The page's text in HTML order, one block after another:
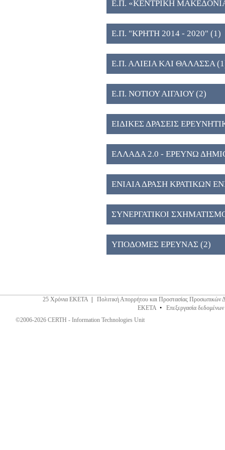
Ε.Π. «ΚΕΝΤΡΙΚΗ
ΥΠΟΔΟΜΩΝ ΕΡΕΥΝΑΣ ΚΑΙ
Ε.Π. "ΚΡΗΤΗ 2014 - 2020" (1)
Ε.Π. ΑΛΙΕΙΑ ΚΑΙ ΘΑΛΑΣΣΑ
Ε.Π. ΝΟΤΙΟΥ ΑΙΓΑΙΟΥ (2)
ΕΙΔΙΚΕΣ ΔΡΑΣΕΙΣ
ΕΛΛΑΔΑ 2.0 - ΕΡΕΥΝΩ
ΕΝΙΑΙΑ ΔΡΑΣΗ ΚΡΑΤΙΚΩΝ
ΑΝΑΠΤΥΞΗΣ &
ΣΥΝΕΡΓΑΤΙΚΟΙ
026ΚΕ (2)
ΥΠΟΔΟΜΕΣ ΕΡΕΥΝΑΣ (2)
25 Χρόνια ΕΚΕΤΑ
Πολιτική Απορρήτου και Προστασίας Προσωπικών
ΕΚΕΤΑ • Επεξεργασία
©2006-2026 CERTH - Information Technologies Unit